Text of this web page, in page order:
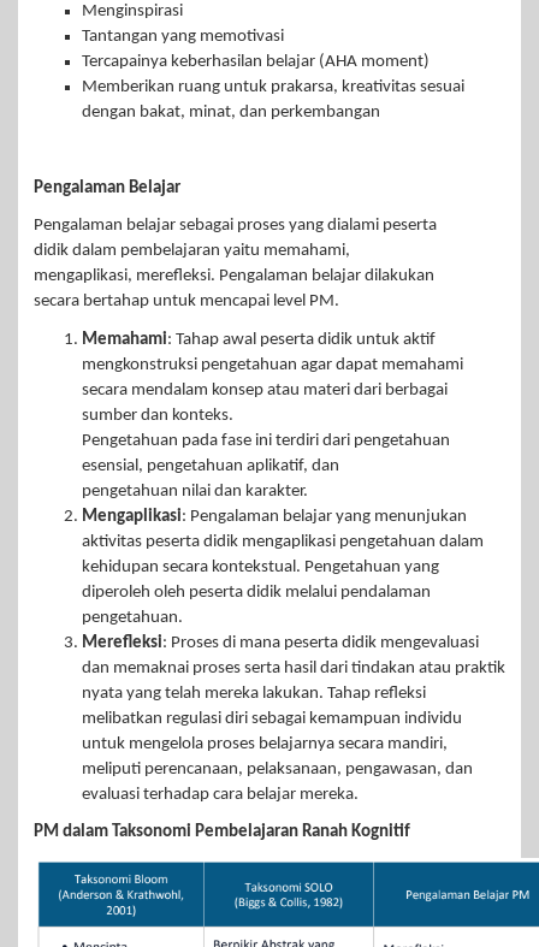
Menginspirasi
Tantangan yang memotivasi
Tercapainya keberhasilan belajar (AHA moment)
Memberikan ruang untuk prakarsa, kreativitas sesuai
dengan bakat, minat, dan perkembangan
Pengalaman Belajar
Pengalaman belajar sebagai proses yang dialami peserta
didik dalam pembelajaran yaitu memahami,
mengaplikasi, merefleksi. Pengalaman belajar dilakukan
secara bertahap untuk mencapai level PM.
Memahami: Tahap awal peserta didik untuk aktif
mengkonstruksi pengetahuan agar dapat memahami
secara mendalam konsep atau materi dari berbagai
sumber dan konteks.
Pengetahuan pada fase ini terdiri dari pengetahuan
esensial, pengetahuan aplikatif, dan
pengetahuan nilai dan karakter.
Mengaplikasi: Pengalaman belajar yang menunjukan
aktivitas peserta didik mengaplikasi pengetahuan dalam
kehidupan secara kontekstual. Pengetahuan yang
diperoleh oleh peserta didik melalui pendalaman
pengetahuan.
Merefleksi: Proses di mana peserta didik mengevaluasi
dan memaknai proses serta hasil dari tindakan atau praktik
nyata yang telah mereka lakukan. Tahap refleksi
melibatkan regulasi diri sebagai kemampuan individu
untuk mengelola proses belajarnya secara mandiri,
meliputi perencanaan, pelaksanaan, pengawasan, dan
evaluasi terhadap cara belajar mereka.
PM dalam Taksonomi Pembelajaran Ranah Kognitif